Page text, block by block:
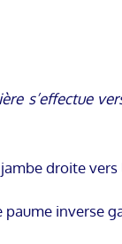
s’effectue
droite vers
inverse